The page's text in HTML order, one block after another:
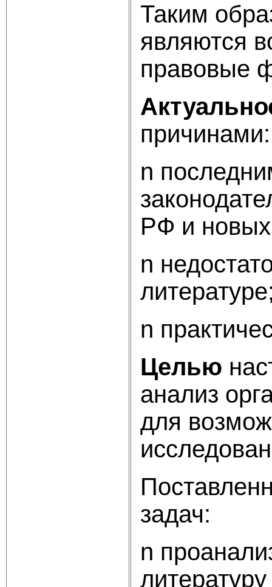
Таким
являются
правовые
причинами:
n
РФ и
n
n
Целью
анализ
для
задач:
n